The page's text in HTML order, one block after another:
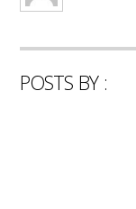
POSTS BY :